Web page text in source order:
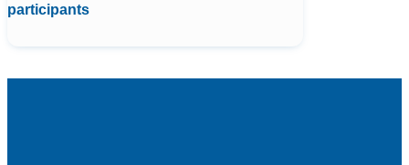
participants